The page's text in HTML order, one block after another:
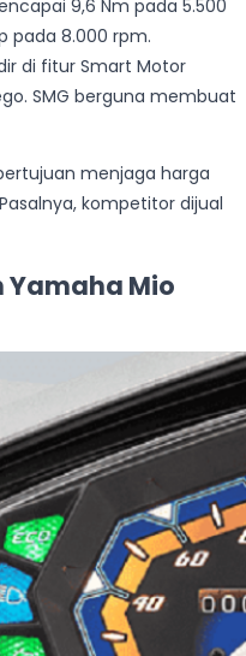
9,6 Nm pada 5.500
pada 8.000 rpm.
di fitur Smart Motor
SMG berguna membuat
menjaga harga
kompetitor dijual
Yamaha Mio